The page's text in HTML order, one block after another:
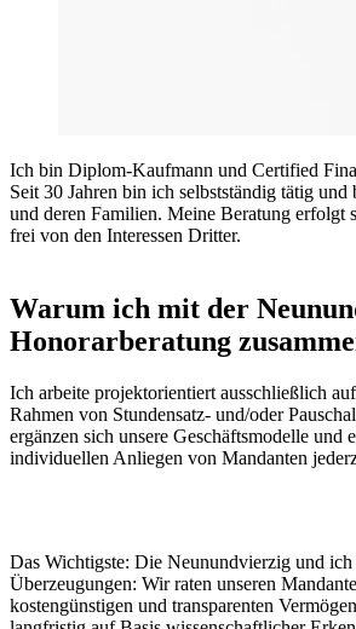
Ich bin Diplom-Kaufmann und Certified
Seit 30 Jahren bin ich selbstständig tätig und
und deren Familien. Meine Beratung erfolgt
frei von den Interessen Dritter.
Warum ich mit der
Honorarberatung
Ich arbeite projektorientiert ausschließlich
Rahmen von Stundensatz- und/oder
ergänzen sich unsere Geschäftsmodelle und
individuellen Anliegen von Mandanten
Das Wichtigste: Die Neunundvierzig und ich
Überzeugungen: Wir raten unseren
kostengünstigen und transparenten